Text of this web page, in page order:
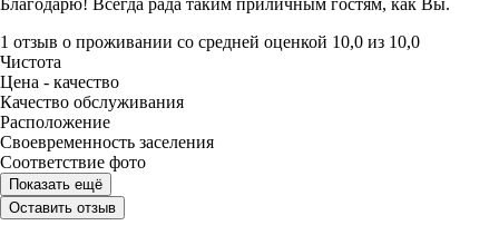
1 отзыв о проживании со средней оценкой 10,0 из 10,0
Чистота
Цена - качество
Качество обслуживания
Расположение
Своевременность заселения
Соответствие фото
Показать ещё
Оставить отзыв